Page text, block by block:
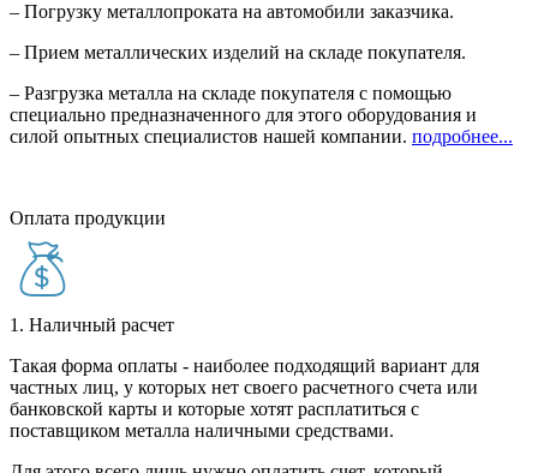
– Погрузку металлопроката на автомобили заказчика.
– Прием металлических изделий на складе покупателя.
– Разгрузка металла на складе покупателя с помощью
специально предназначенного для этого оборудования и
силой опытных специалистов нашей компании. подробнее...
Оплата продукции
1. Наличный расчет
Такая форма оплаты - наиболее подходящий вариант для
частных лиц, у которых нет своего расчетного счета или
банковской карты и которые хотят расплатиться с
поставщиком металла наличными средствами.